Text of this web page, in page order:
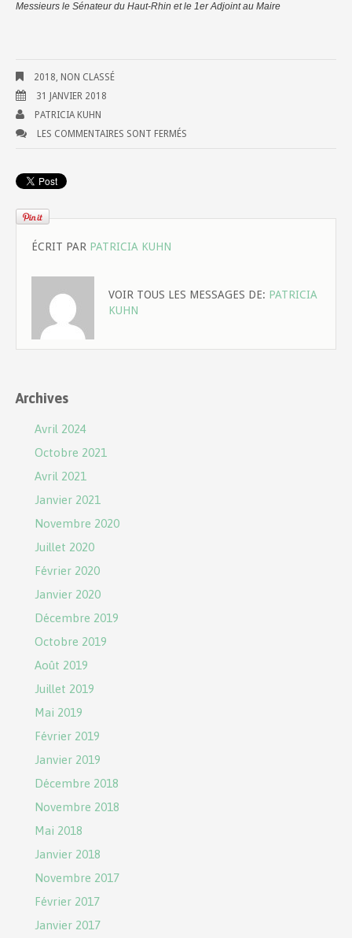
Messieurs le Sénateur du Haut-Rhin et le 1er Adjoint au Maire
2018, NON CLASSÉ
31 JANVIER 2018
PATRICIA KUHN
LES COMMENTAIRES SONT FERMÉS
ÉCRIT PAR PATRICIA KUHN
VOIR TOUS LES MESSAGES DE: PATRICIA
KUHN
Archives
Avril 2024
Octobre 2021
Avril 2021
Janvier 2021
Novembre 2020
Juillet 2020
Février 2020
Janvier 2020
Décembre 2019
Octobre 2019
Août 2019
Juillet 2019
Mai 2019
Février 2019
Janvier 2019
Décembre 2018
Novembre 2018
Mai 2018
Janvier 2018
Novembre 2017
Février 2017
Janvier 2017